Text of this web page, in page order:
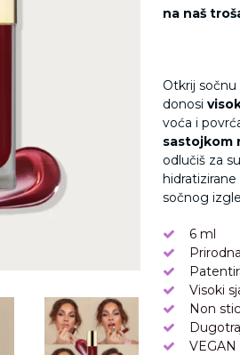
na naš
Otkrij
donosi
voća i
sastojkom
odlučiš za
sočnog
6 ml
Visoki
Non
VEGAN